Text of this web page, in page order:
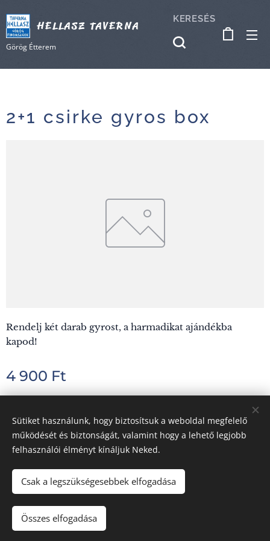
HELLASZ TAVERNA
Görög Étterem
KERESÉS
2+1 csirke gyros box
Rendelj két darab gyrost, a harmadikat ajándékba
kapod!
4 900 Ft
Hellasz Taverna Görög Étterem 5000 Szolnok, Sütő u. 6/a.
A weboldal szerkesztője
Sütik
Sütiket használunk, hogy biztosítsuk a weboldal megfelelő
működését és biztonságát, valamint hogy a lehető legjobb
felhasználói élményt kínáljuk Neked.
Csak a legszükségesebbek elfogadása
Összes elfogadása